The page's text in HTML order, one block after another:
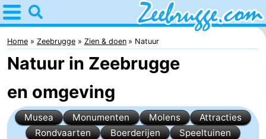
Home
Zeebrugge
Tips
Voor
kinderen
Overnachten
Home Zeebrugge Zien & doen Natuur
Natuur in Zeebrugge
en omgeving
Musea Monumenten Molens
Attracties
Rondvaarten
Boerderijen
Speeltuinen